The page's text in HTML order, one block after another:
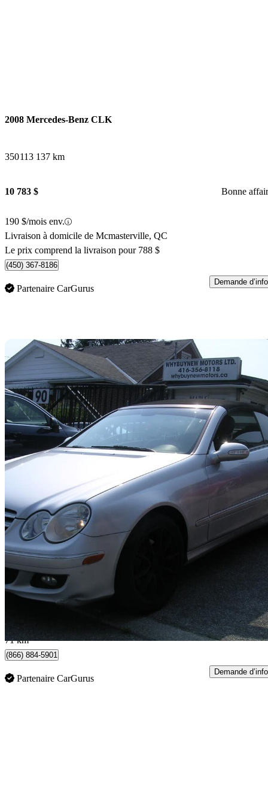
2008 Mercedes-Benz CLK
350113 137 km
10 783 $ Bonne
190 $/mois env.
Livraison à domicile de Mcmasterville, QC
Le prix comprend la livraison pour 788 $
(450) 367-8186
Partenaire CarGurus
Demande d’info
2006 Mercedes-Benz CLK
350 Cabriolet196 000 km
7 499 $ Affaire
Scarborough, ON
71 km
(866) 884-5901
Partenaire CarGurus
Demande d’info